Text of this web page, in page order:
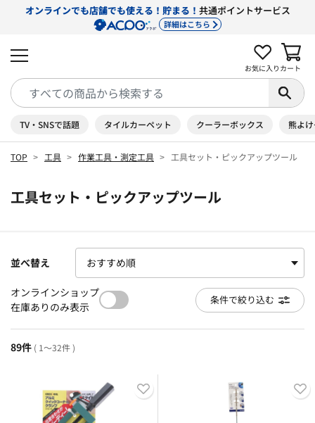
オンラインでも店舗でも使える！貯まる！ 共通ポイントサービス
詳細はこちら
お気に入り カート
TV・SNSで話題 タイルカーペット クーラーボックス 熊よ
TOP 工具 作業工具・測定工具 工具セット・ピックアップツール
工具セット・ピックアップツール
並べ替え
オンラインショップ
在庫ありのみ表示
条件で絞り込む
89件 ( 1～32件 )